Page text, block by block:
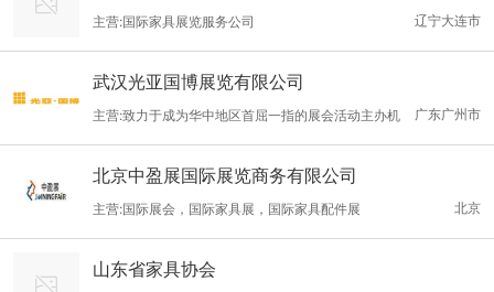
辽宁大连市
主营:国际家具展览服务公司
武汉光亚国博展览有限公司
广东广州市
主营:致力于成为华中地区首屈一指的展会活动主办机
构，努力打造高水平国际、专业品牌展览会。
北京中盈展国际展览商务有限公司
北京
主营:国际展会，国际家具展，国际家具配件展
山东省家具协会